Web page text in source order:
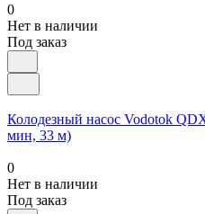
0
Нет в наличии
Под заказ
Колодезный насос Vodotok
мин, 33 м)
0
Нет в наличии
Под заказ